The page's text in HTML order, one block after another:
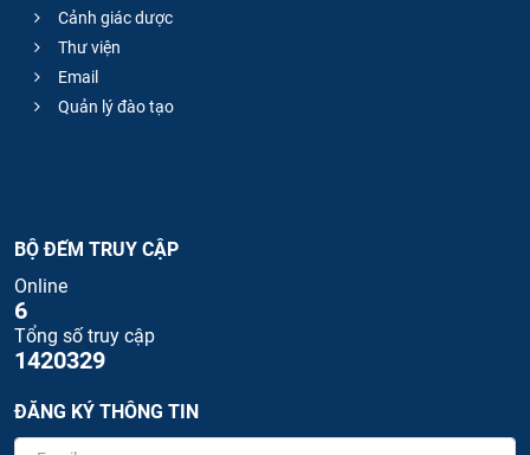
Cảnh giác dược
Thư viện
Email
Quản lý đào tạo
BỘ ĐẾM TRUY CẬP
Online
6
Tổng số truy cập
1420329
ĐĂNG KÝ THÔNG TIN